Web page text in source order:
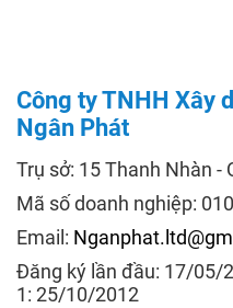
Công ty TNHH Xây
Ngân Phát
Trụ sở: 15 Thanh Nhàn -
Mã số doanh nghiệp:
Email:
Đăng ký lần đầu: 17/05/
1: 25/10/2012